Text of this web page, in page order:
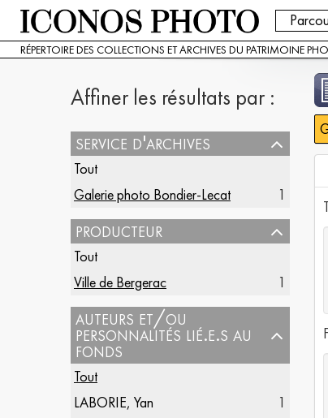
RÉPERTOIRE DES COLLECTIONS ET ARCHIVES DU PATRIMOINE
Affiner les résultats par :
service d'archives
Tout
Galerie photo Bondier-Lecat
1
producteur
Tout
Ville de Bergerac
1
auteurs et/ou
personnalités lié.e.s au
fonds
Tout
LABORIE, Yan
1